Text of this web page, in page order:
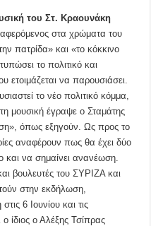
του Στ. Κραουνάκη
στα χρώματα του
πατρίδα» και «το κόκκινο
το πολιτικό και
ετοιμάζεται να παρουσιάσει.
το νέο πολιτικό κόμμα,
μουσική έγραψε ο Σταμάτης
όπως εξηγούν. Ως προς το
αναφέρουν πως θα έχει δύο
και να σημαίνει ανανέωση.
βουλευτές του ΣΥΡΙΖΑ και
στην εκδήλωση,
6 Ιουνίου και τις
ίδιος ο Αλέξης Τσίπρας